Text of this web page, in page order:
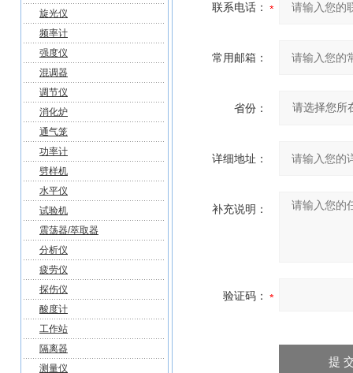
旋光仪
频率计
强度仪
混调器
调节仪
消化炉
通气笼
功率计
劈样机
水平仪
试验机
震荡器/萃取器
分析仪
疲劳仪
探伤仪
酸度计
工作站
隔离器
测量仪
联系电话：
常用邮箱：
省份：
详细地址：
补充说明：
验证码：